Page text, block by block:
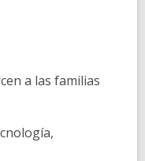
a las familias